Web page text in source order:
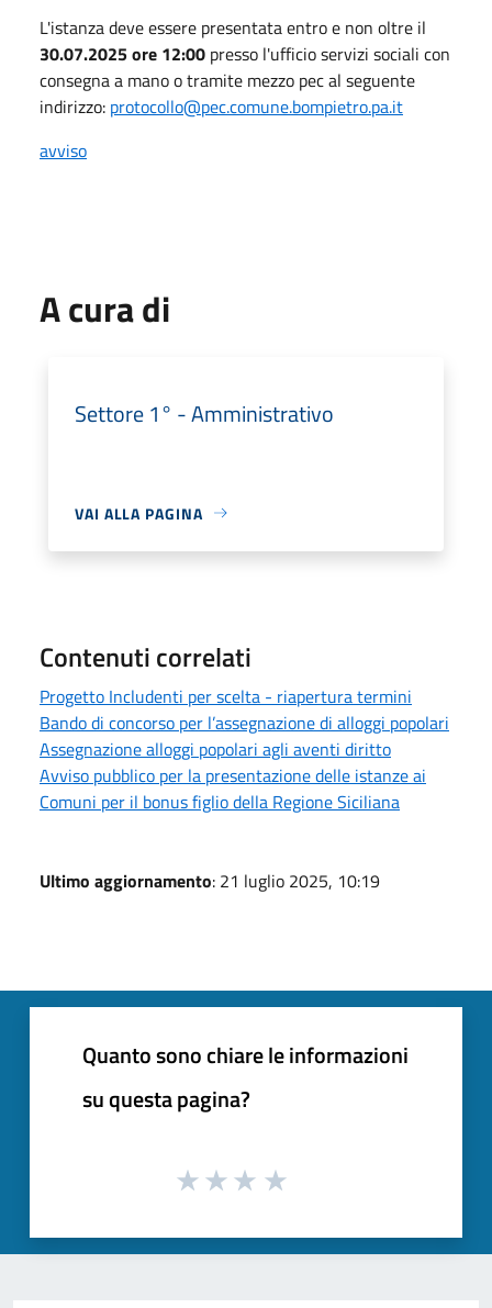
L'istanza deve essere presentata entro e non oltre il
30.07.2025 ore 12:00 presso l'ufficio servizi sociali con
consegna a mano o tramite mezzo pec al seguente
indirizzo: protocollo@pec.comune.bompietro.pa.it
avviso
A cura di
Settore 1° - Amministrativo
VAI ALLA PAGINA
Contenuti correlati
Progetto Includenti per scelta - riapertura termini
Bando di concorso per l’assegnazione di alloggi popolari
Assegnazione alloggi popolari agli aventi diritto
Avviso pubblico per la presentazione delle istanze ai
Comuni per il bonus figlio della Regione Siciliana
Ultimo aggiornamento: 21 luglio 2025, 10:19
Quanto sono chiare le informazioni
su questa pagina?